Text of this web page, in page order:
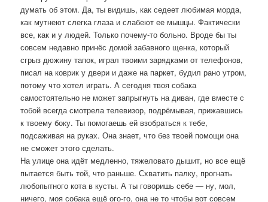
думать об этом. Да, ты видишь, как седеет любимая морда,
как мутнеют слегка глаза и слабеют ее мышцы. Фактически
все, как и у людей. Только почему-то больно. Вроде бы ты
совсем недавно принёс домой забавного щенка, который
сгрыз дюжину тапок, играл твоими зарядками от телефонов,
писал на коврик у двери и даже на паркет, будил рано утром,
потому что хотел играть. А сегодня твоя собака
самостоятельно не может запрыгнуть на диван, где вместе с
тобой всегда смотрела телевизор, подрёмывая, прижавшись
к твоему боку. Ты помогаешь ей взобраться к тебе,
подсаживая на руках. Она знает, что без твоей помощи она
не сможет этого сделать.
На улице она идёт медленно, тяжеловато дышит, но все ещё
пытается быть той, что раньше. Схватить палку, прогнать
любопытного кота в кусты. А ты говоришь себе — ну, мол,
ничего, моя собака ещё ого-го, она не то чтобы вот совсем